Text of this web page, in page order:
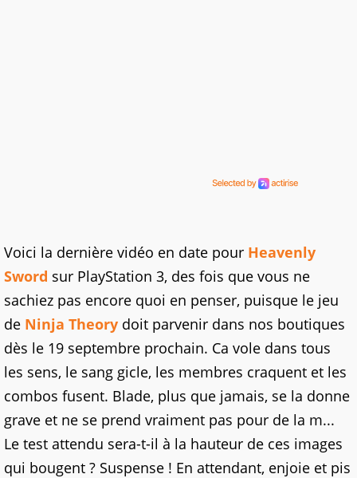
Voici la dernière vidéo en date pour Heavenly
Sword sur PlayStation 3, des fois que vous ne
sachiez pas encore quoi en penser, puisque le jeu
de Ninja Theory doit parvenir dans nos boutiques
dès le 19 septembre prochain. Ca vole dans tous
les sens, le sang gicle, les membres craquent et les
combos fusent. Blade, plus que jamais, se la donne
grave et ne se prend vraiment pas pour de la m...
Le test attendu sera-t-il à la hauteur de ces images
qui bougent ? Suspense ! En attendant, enjoie et pis